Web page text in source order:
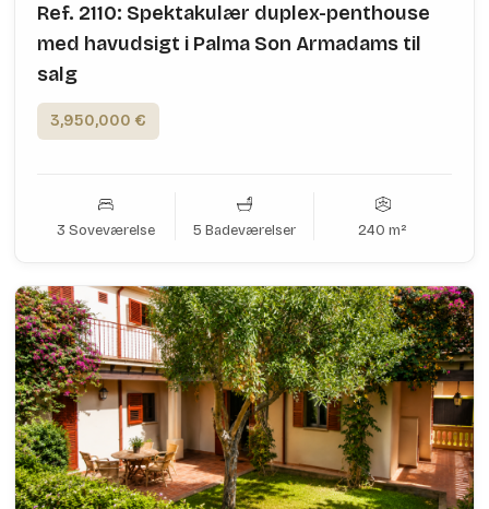
Ref. 2110: Spektakulær duplex-penthouse
med havudsigt i Palma Son Armadams til
salg
3,950,000 €
3 Soveværelse 5 Badeværelser 240 m²